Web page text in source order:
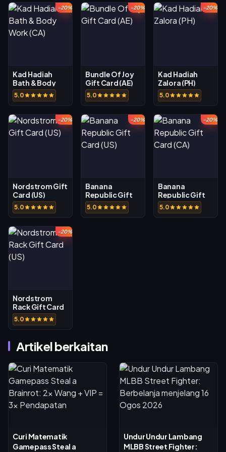
-20%
Kad Hadiah
Bath & Body
Work (CA)
5.0
-20%
Bundle Of Joy
Gift Card (AE)
5.0
-20%
Kad Hadiah
Zalora (PH)
5.0
-20%
Nordstrom Gift
Card (US)
5.0
-20%
Banana
Republic Gift
Card (US)
5.0
-20%
Banana
Republic Gift
Card (CA)
5.0
-20%
Nordstrom
Rack Gift Card
(US)
5.0
Artikel berkaitan
Curi Matematik
Gamepass Steal a
Undur Undur Lambang
MLBB Street Fighter: